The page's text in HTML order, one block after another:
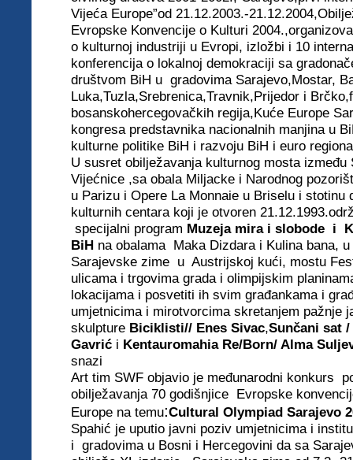
Vijeća Europe”od 21.12.2003.-21.12.2004,
Evropske Konvencije o Kulturi
o kulturnoj industriji u Evropi, izložbi i 10
konferencija o lokalnoj demokraciji sa
društvom BiH u gradovima Sarajevo,Mostar,
Luka,Tuzla,Srebrenica,Travnik,Prijedor i
bosanskohercegovačkih regija,Kuće Europe
kongresa predstavnika nacionalnih manjina u
kulturne politike BiH i razvoju BiH i euro
U susret obilježavanja kulturnog mosta između
Vijećnice ,sa obala Miljacke i Narodnog
u Parizu i Opere La Monnaie u Briselu i stotinu
kulturnih centara koji je otvoren
specijalni program Muzeja mira i slobode i
BiH na obalama Maka Dizdara i Kulina bana,
Sarajevske zime u Austrijskoj kući, mostu
ulicama i trgovima grada i olimpijskim
lokacijama i posvetiti ih svim građankama i
umjetnicima i mirotvorcima skretanjem pažnje
skulpture Biciklisti// Enes Sivac,Sunčani sat
Gavrić i Kentauromahia Re/Born/ Alma
snazi
Art tim SWF objavio je međunarodni konkurs
obilježavanja 70 godišnjice Evropske
Europe na temu:Cultural Olympiad Sarajevo
Spahić je uputio javni poziv umjetnicima i
i gradovima u Bosni i Hercegovini da sa